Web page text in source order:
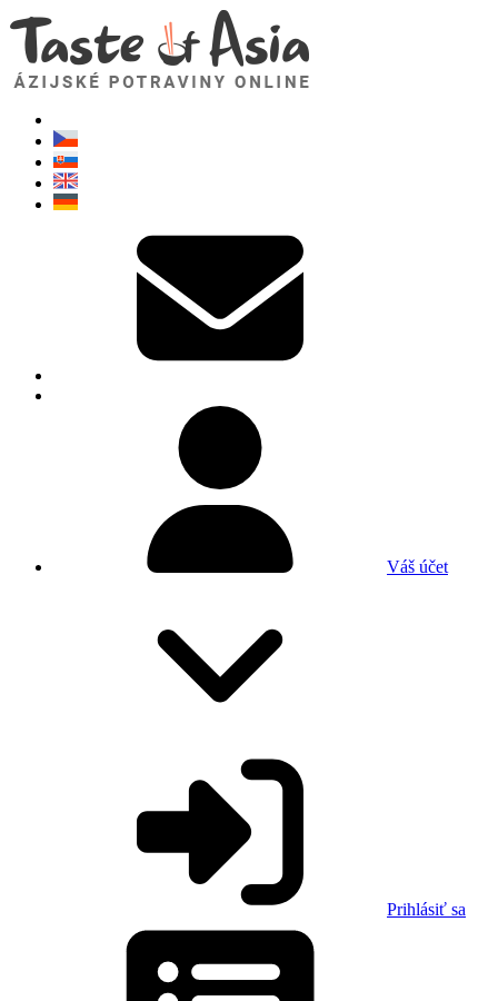
Váš účet
Prihlásiť sa
TasteOfAsia.sk
Neváhajte sa opýtať. Som tu pre vás!